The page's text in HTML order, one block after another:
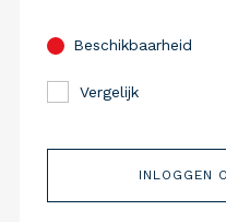
Beschikbaarheid
Vergelijk
INLOGGEN